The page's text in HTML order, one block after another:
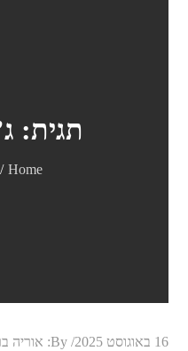
תגית:
Home
Posted
16 באוגוסט 2025 By: אוריה